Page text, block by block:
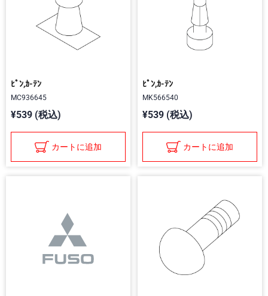
ﾋﾟﾝ,ｶ-ﾃﾝ
MC936645
¥539 (税込)
カートに追加
ﾋﾟﾝ,ｶ-ﾃﾝ
MK566540
¥539 (税込)
カートに追加